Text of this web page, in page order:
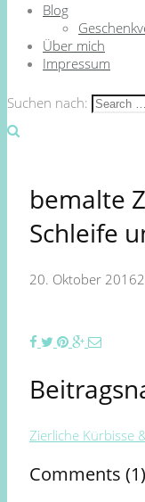
Blog
Über mich
Impressum
Suchen nach:
bemalte
Schleife
20. Oktober 2016
Zierliche Kürbisse
Comments (1)